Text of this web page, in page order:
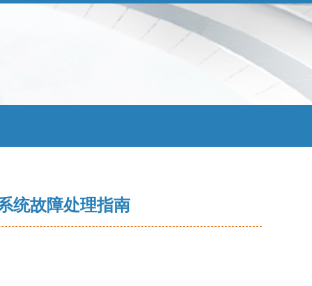
统故障处理指南